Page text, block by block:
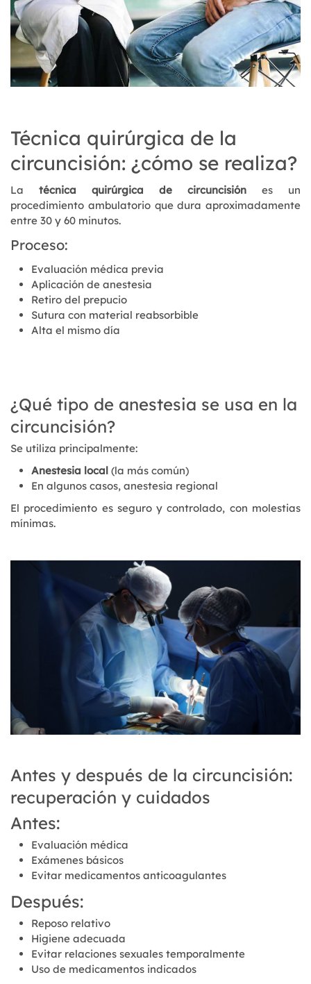
Técnica quirúrgica de la
circuncisión: ¿cómo se realiza?
La técnica quirúrgica de circuncisión es un
procedimiento ambulatorio que dura aproximadamente
entre 30 y 60 minutos.
Proceso:
Evaluación médica previa
Aplicación de anestesia
Retiro del prepucio
Sutura con material reabsorbible
Alta el mismo día
¿Qué tipo de anestesia se usa en la
circuncisión?
Se utiliza principalmente:
Anestesia local (la más común)
En algunos casos, anestesia regional
El procedimiento es seguro y controlado, con molestias
mínimas.
Antes y después de la circuncisión:
recuperación y cuidados
Antes:
Evaluación médica
Exámenes básicos
Evitar medicamentos anticoagulantes
Después:
Reposo relativo
Higiene adecuada
Evitar relaciones sexuales temporalmente
Uso de medicamentos indicados